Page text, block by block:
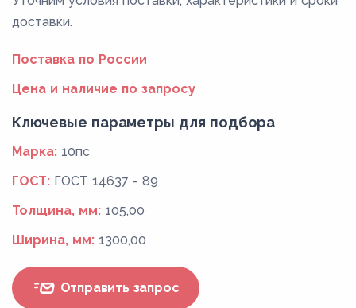
доставки.
Поставка по России
Цена и наличие по запросу
Ключевые параметры для подбора
Марка: 10пс
ГОСТ: ГОСТ 14637 - 89
Толщина, мм: 105,00
Ширина, мм: 1300,00
Отправить запрос